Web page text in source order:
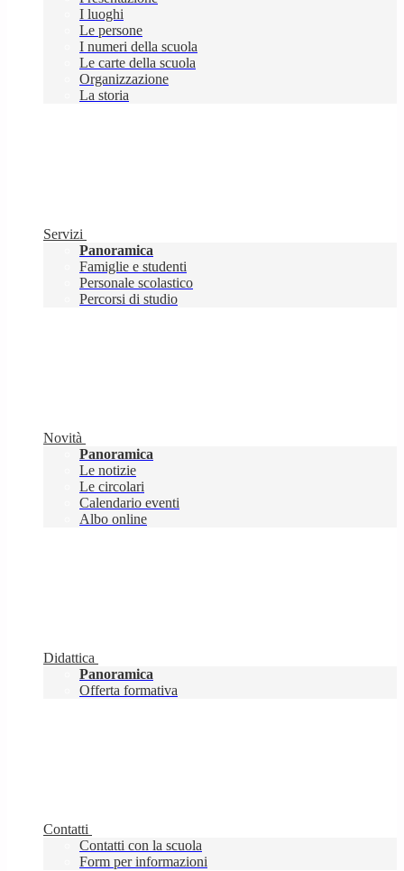
I luoghi
Le persone
I numeri della scuola
Le carte della scuola
Organizzazione
La storia
Servizi
Panoramica
Famiglie e studenti
Personale scolastico
Percorsi di studio
Novità
Panoramica
Le notizie
Le circolari
Calendario eventi
Albo online
Didattica
Panoramica
Offerta formativa
Contatti
Contatti con la scuola
Form per informazioni